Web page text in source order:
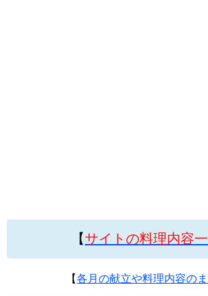
【サイトの料理内容
【各月の献立や料理内容の